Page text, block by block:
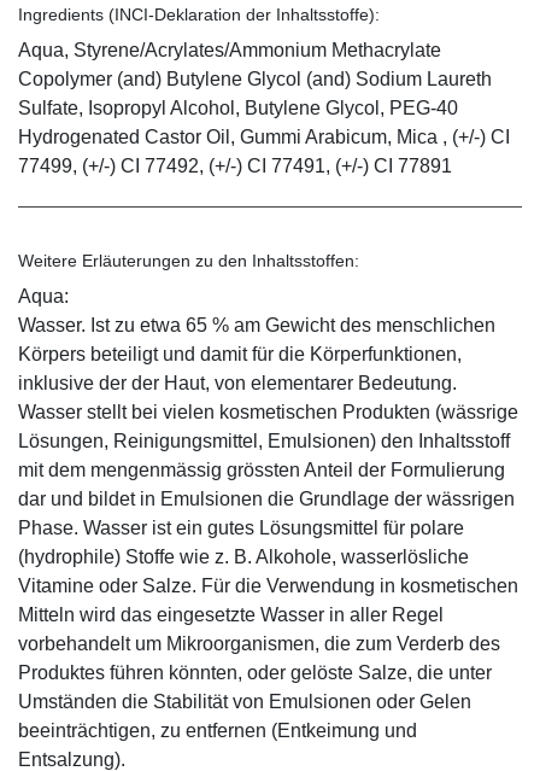
Ingredients (INCI-Deklaration der Inhaltsstoffe):
Aqua, Styrene/Acrylates/Ammonium Methacrylate
Copolymer (and) Butylene Glycol (and) Sodium Laureth
Sulfate, Isopropyl Alcohol, Butylene Glycol, PEG-40
Hydrogenated Castor Oil, Gummi Arabicum, Mica , (+/-) CI
77499, (+/-) CI 77492, (+/-) CI 77491, (+/-) CI 77891
Weitere Erläuterungen zu den Inhaltsstoffen:
Aqua:
Wasser. Ist zu etwa 65 % am Gewicht des menschlichen
Körpers beteiligt und damit für die Körperfunktionen,
inklusive der der Haut, von elementarer Bedeutung.
Wasser stellt bei vielen kosmetischen Produkten (wässrige
Lösungen, Reinigungsmittel, Emulsionen) den Inhaltsstoff
mit dem mengenmässig grössten Anteil der Formulierung
dar und bildet in Emulsionen die Grundlage der wässrigen
Phase. Wasser ist ein gutes Lösungsmittel für polare
(hydrophile) Stoffe wie z. B. Alkohole, wasserlösliche
Vitamine oder Salze. Für die Verwendung in kosmetischen
Mitteln wird das eingesetzte Wasser in aller Regel
vorbehandelt um Mikroorganismen, die zum Verderb des
Produktes führen könnten, oder gelöste Salze, die unter
Umständen die Stabilität von Emulsionen oder Gelen
beeinträchtigen, zu entfernen (Entkeimung und
Entsalzung).